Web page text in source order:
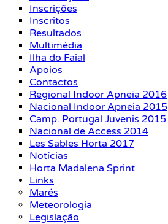
Inscrições
Inscritos
Resultados
Multimédia
Ilha do Faial
Apoios
Contactos
Regional Indoor Apneia 2016
Nacional Indoor Apneia 2015
Camp. Portugal Juvenis 2015
Nacional de Access 2014
Les Sables Horta 2017
Notícias
Horta Madalena Sprint
Links
Marés
Meteorologia
Legislação